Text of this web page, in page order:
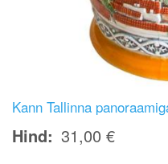
Kann Tallinna
Hind 31,00 €